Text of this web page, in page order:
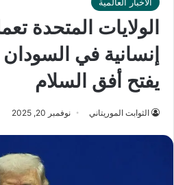
الولايات المتحدة
إنسانية في
يفتح أفق السلام
الثوابت الموريتاني نوفمبر 20, 2025